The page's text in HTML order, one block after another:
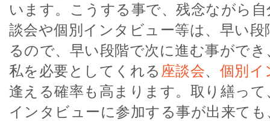
います。こうする事で、残念ながら
談会や個別インタビュー等は、早い段
るので、早い段階で次に進む事がで
私を必要としてくれる 座談会、 個別イ
逢える確率も高まります。取り繕って
インタビューに参加する事が出来て